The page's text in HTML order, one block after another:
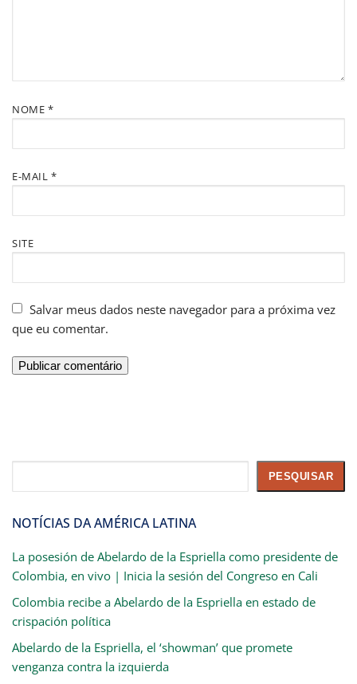
NOME *
E-MAIL *
SITE
Salvar meus dados neste navegador para a próxima vez
que eu comentar.
PESQUISAR
NOTÍCIAS DA AMÉRICA LATINA
La posesión de Abelardo de la Espriella como presidente de
Colombia, en vivo | Inicia la sesión del Congreso en Cali
Colombia recibe a Abelardo de la Espriella en estado de
crispación política
Abelardo de la Espriella, el ‘showman’ que promete
venganza contra la izquierda